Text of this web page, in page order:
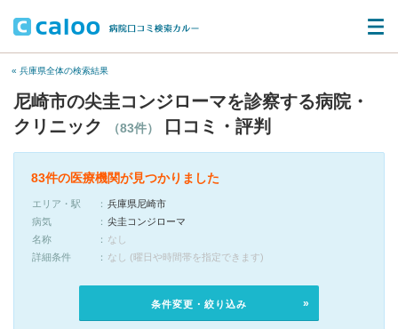
« 兵庫県全体の検索結果
尼崎市の尖圭コンジローマを診察する病院・
クリニック
（83件） 口コミ・評判
83件の医療機関が見つかりました
エリア・駅
兵庫県尼崎市
病気
尖圭コンジローマ
名称
なし
詳細条件
なし (曜日や時間帯を指定できます)
条件変更・絞り込み